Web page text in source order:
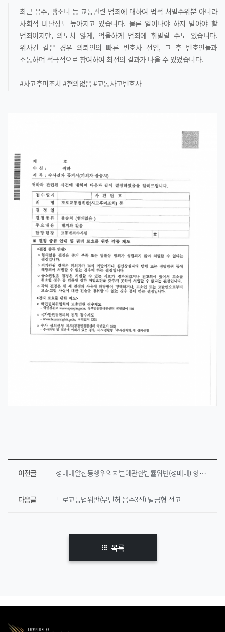
최근 음주, 뺑소니 등 교통관련 범죄에 대하여 법적 처벌수위뿐 아니라
사회적 비난성도 높아지고 있습니다. 물론 일어나야 하지 말아야 할
범죄이지만, 의도치 않게, 억울하게 범죄에 휘말릴 수도 있습니다.
위사건 같은 경우 의뢰인의 빠른 변호사 선임, 그 후 변호인들과
소통하며 적극적으로 참여하여 최선의 결과가 나올 수 있었습니다.
#사고후미조치 #혐의없음 #교통사고변호사
이전글 성매매알선등행위의처벌에관한법률위반(성매매) 항소심 무죄 판결
다음글 도로교통법위반(무면허 음주3진) 벌금형 선고
목록